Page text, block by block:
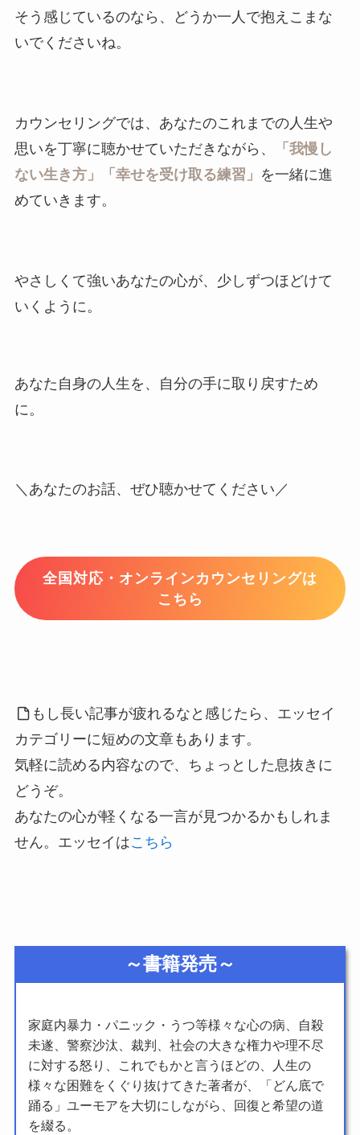
そう感じているのなら、どうか一人で抱えこまな
いでくださいね。
カウンセリングでは、あなたのこれまでの人生や
思いを丁寧に聴かせていただきながら、
「我慢し
ない生き方」「幸せを受け取る練習」 を一緒に進
めていきます。
やさしくて強いあなたの心が、少しずつほどけて
いくように。
あなた自身の人生を、自分の手に取り戻すため
に。
＼あなたのお話、ぜひ聴かせてください／
全国対応・オンラインカウンセリングは
こちら
もし長い記事が疲れるなと感じたら、エッセイ
カテゴリーに短めの文章もあります。
気軽に読める内容なので、ちょっとした息抜きに
どうぞ。
あなたの心が軽くなる一言が見つかるかもしれま
せん。エッセイはこちら
～書籍発売～
家庭内暴力・パニック・うつ等様々な心の病、自殺
未遂、警察沙汰、裁判、社会の大きな権力や理不尽
に対する怒り、これでもかと言うほどの、人生の
様々な困難をくぐり抜けてきた著者が、「どん底で
踊る」ユーモアを大切にしながら、回復と希望の道
を綴る。